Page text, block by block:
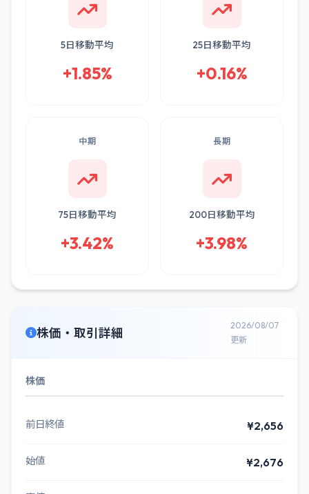
5日移動平均
+1.85%
25日移動平均
+0.16%
中期
75日移動平均
+3.42%
長期
200日移動平均
+3.98%
株価・取引詳細
2026/08/07
更新
株価
前日終値 ¥2,656
始値 ¥2,676